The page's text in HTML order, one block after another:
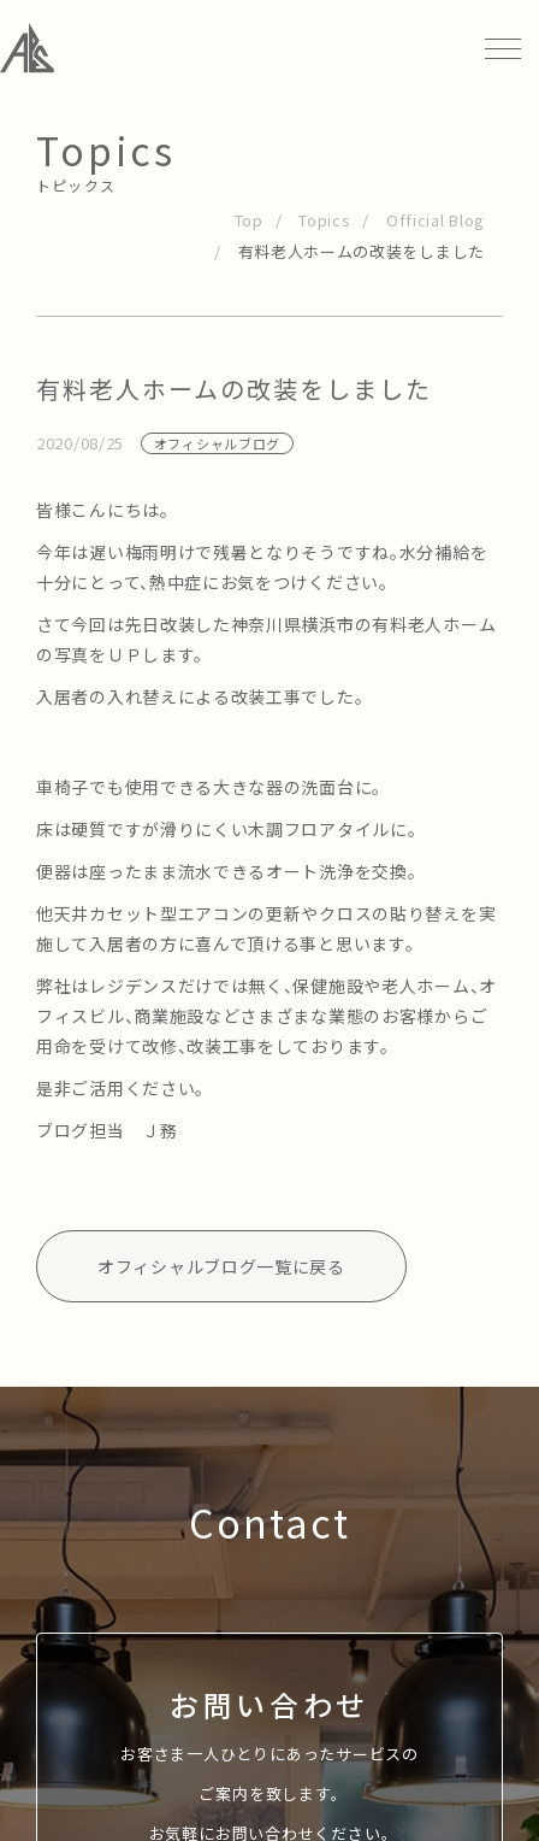
Topics
トピックス
Top Topics
Official Blog
有料老人ホームの改装をしました
有料老人ホームの改装をしました
2020/08/25 オフィシャルブログ
皆様こんにちは。
今年は遅い梅雨明けで残暑となりそうですね。水分補給を
十分にとって、熱中症にお気をつけください。
さて今回は先日改装した神奈川県横浜市の有料老人ホーム
の写真をＵＰします。
入居者の入れ替えによる改装工事でした。
車椅子でも使用できる大きな器の洗面台に。
床は硬質ですが滑りにくい木調フロアタイルに。
便器は座ったまま流水できるオート洗浄を交換。
他天井カセット型エアコンの更新やクロスの貼り替えを実
施して入居者の方に喜んで頂ける事と思います。
弊社はレジデンスだけでは無く、保健施設や老人ホーム、オ
フィスビル、商業施設などさまざまな業態のお客様からご
用命を受けて改修、改装工事をしております。
是非ご活用ください。
ブログ担当 Ｊ務
オフィシャルブログ一覧に戻る
Contact
お問い合わせ
お客さま一人ひとりにあったサービスの
ご案内を致します。
お気軽にお問い合わせください。